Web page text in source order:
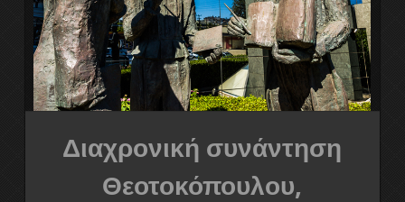
Διαχρονική συνάντηση
Θεοτοκόπουλου,